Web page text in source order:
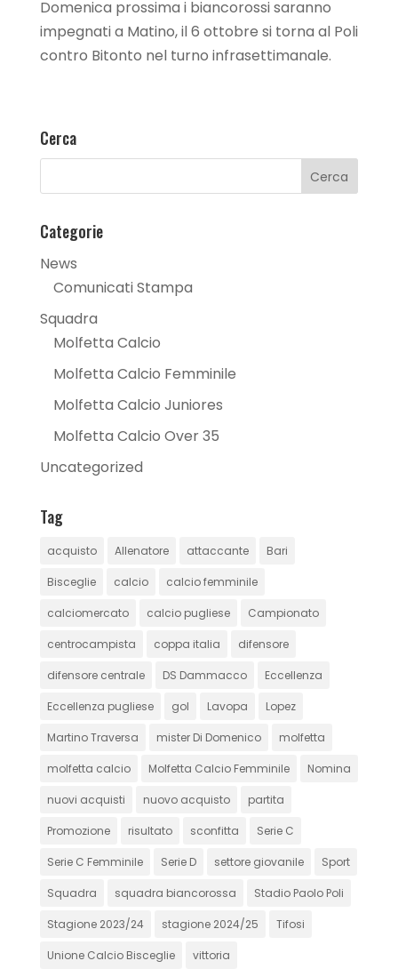
Domenica prossima i biancorossi saranno
impegnati a Matino, il 6 ottobre si torna al Poli
contro Bitonto nel turno infrasettimanale.
Cerca
Categorie
News
Comunicati Stampa
Squadra
Molfetta Calcio
Molfetta Calcio Femminile
Molfetta Calcio Juniores
Molfetta Calcio Over 35
Uncategorized
Tag
acquisto Allenatore attaccante Bari
Bisceglie calcio calcio femminile
calciomercato calcio pugliese Campionato
centrocampista coppa italia difensore
difensore centrale DS Dammacco Eccellenza
Eccellenza pugliese gol Lavopa Lopez
Martino Traversa mister Di Domenico molfetta
molfetta calcio Molfetta Calcio Femminile Nomina
nuovi acquisti nuovo acquisto partita
Promozione risultato sconfitta Serie C
Serie C Femminile Serie D settore giovanile Sport
Squadra squadra biancorossa Stadio Paolo Poli
Stagione 2023/24 stagione 2024/25 Tifosi
Unione Calcio Bisceglie vittoria